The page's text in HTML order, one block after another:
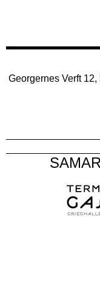
Georgernes Verft